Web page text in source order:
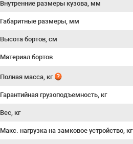
Внутренние размеры кузова, мм
Габаритные размеры, мм
Высота бортов, см
Материал бортов
Полная масса, кг
Гарантийная грузоподъемность, кг
Вес, кг
Макс. нагрузка на замковое устройство, кг